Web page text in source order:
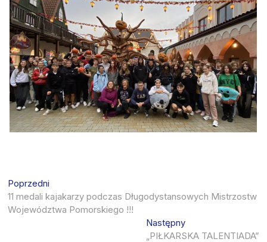
Nawigacja
wpisu
Poprzedni
post:
11 medali kajakarzy podczas Długodystansowych Mistrzostw
Województwa Pomorskiego !!!
NastępnyNext
post:
„PIŁKARSKA TALENTIADA”